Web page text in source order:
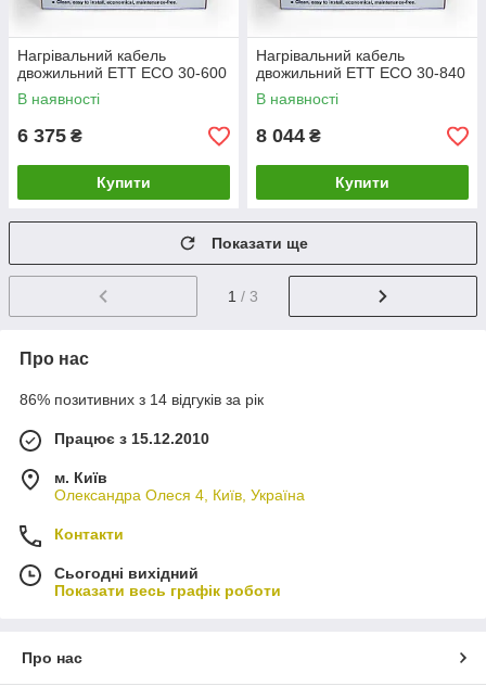
Нагрівальний кабель
двожильний ETT ЕСО 30-600
В наявності
6 375 ₴
Купити
Нагрівальний кабель
двожильний ETT ЕСО 30-840
В наявності
8 044 ₴
Купити
Показати ще
1 / 3
Про нас
86% позитивних з 14 відгуків за рік
Працює з 15.12.2010
м. Київ
Олександра Олеся 4, Київ, Україна
Контакти
Сьогодні вихідний
Показати весь графік роботи
Про нас